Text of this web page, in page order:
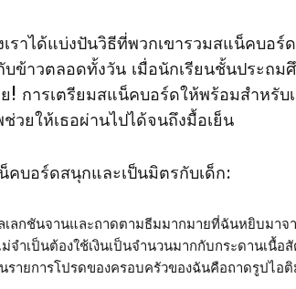
ราได้แบ่งปันวิธีที่พวกเขารวมสแน็คบอร์
ข้าวตลอดทั้งวัน เมื่อนักเรียนชั้นประถม
ย! การเตรียมสแน็คบอร์ดให้พร้อมสําหรั
วยให้เธอผ่านไปได้จนถึงมื้อเย็น
บอร์ดสนุกและเป็นมิตรกับเด็ก:
กชันจานและถาดตามธีมมากมายที่ฉันหยิบมาจ
าเป็นต้องใช้เงินเป็นจํานวนมากกับกระดานเนื้
ายการโปรดของครอบครัวของฉันคือถาดรูปไอติ